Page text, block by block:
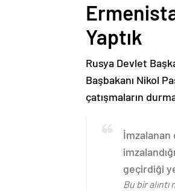
Yaptık
Rusya Devlet
Başbakanı Nikol
çatışmaların
geçirdiği
Bu bir